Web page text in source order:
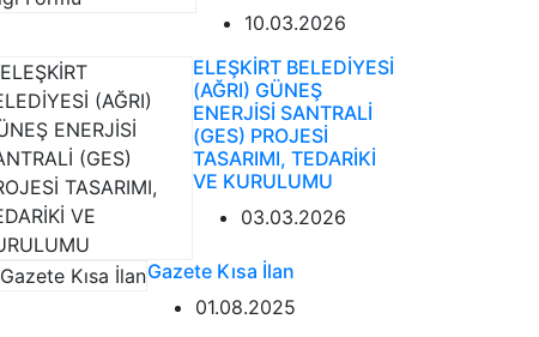
10.03.2026
ELEŞKİRT BELEDİYESİ
(AĞRI) GÜNEŞ
ENERJİSİ SANTRALİ
(GES) PROJESİ
TASARIMI, TEDARİKİ
VE KURULUMU
03.03.2026
Gazete Kısa İlan
01.08.2025